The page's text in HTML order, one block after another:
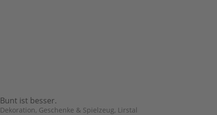
Bunt ist besser.
Dekoration, Geschenke & Spielzeug, Lirstal